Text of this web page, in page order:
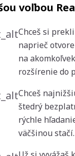
voľbou
Chceš si
naprieč
na
rozšírenie do
Chceš
štedrý
rýchle
väčšinou stačí.